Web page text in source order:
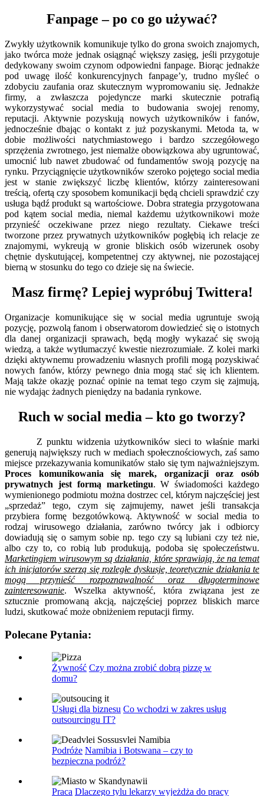
Fanpage – po co go używać?
Zwykły użytkownik komunikuje tylko do grona swoich znajomych,
jako twórca może jednak osiągnąć większy zasięg, jeśli przygotuje
dedykowany swoim czynom odpowiedni fanpage. Biorąc jednakże
pod uwagę ilość konkurencyjnych fanpage’y, trudno myśleć o
zdobyciu zaufania oraz skutecznym wypromowaniu się. Jednakże
firmy, a zwłaszcza pojedyncze marki skutecznie potrafią
wykorzystywać social media to budowania swojej renomy,
reputacji. Aktywnie pozyskują nowych użytkowników i fanów,
jednocześnie dbając o kontakt z już pozyskanymi. Metoda ta, w
dobie możliwości natychmiastowego i bardzo szczegółowego
sprzężenia zwrotnego, jest niemalże obowiązkowa aby ugruntować,
umocnić lub nawet zbudować od fundamentów swoją pozycję na
rynku. Przyciągnięcie użytkowników szeroko pojętego social media
jest w stanie zwiększyć liczbę klientów, którzy zainteresowani
treścią, ofertą czy sposobem komunikacji będą chcieli sprawdzić czy
usługa bądź produkt są wartościowe. Dobra strategia przygotowana
pod kątem social media, niemal każdemu użytkownikowi może
przynieść oczekiwane przez niego rezultaty. Ciekawe treści
tworzone przez prywatnych użytkowników pogłębią ich relacje ze
znajomymi, wykreują w gronie bliskich osób wizerunek osoby
chętnie dyskutującej, kompetentnej czy aktywnej, nie pozostającej
bierną w stosunku do tego co dzieje się na świecie.
Masz firmę? Lepiej wypróbuj Twittera!
Organizacje komunikujące się w social media ugruntuje swoją
pozycję, pozwolą fanom i obserwatorom dowiedzieć się o istotnych
dla danej organizacji sprawach, będą mogły wykazać się swoją
wiedzą, a także wytłumaczyć kwestie niezrozumiałe. Z kolei marki
dzięki aktywnemu prowadzeniu własnych profili mogą pozyskiwać
nowych fanów, którzy pewnego dnia mogą stać się ich klientem.
Mają także okazję poznać opinie na temat tego czym się zajmują,
nie wydając żadnych pieniędzy na badania rynkowe.
Ruch w social media – kto go tworzy?
Z punktu widzenia użytkowników sieci to właśnie marki
generują największy ruch w mediach społecznościowych, zaś samo
miejsce przekazywania komunikatów stało się tym najważniejszym.
Proces komunikowania się marek, organizacji oraz osób
prywatnych jest formą marketingu. W świadomości każdego
wymienionego podmiotu można dostrzec cel, którym najczęściej jest
„sprzedaż” tego, czym się zajmujemy, nawet jeśli transakcja
przybiera formę bezgotówkową. Aktywność w social media to
rodzaj wirusowego działania, zarówno twórcy jak i odbiorcy
dowiadują się o samym sobie np. tego czy są lubiani czy też nie,
albo czy to, co robią lub produkują, podoba się społeczeństwu.
Marketingiem wirusowym są działania, które sprawiają, że na temat
ich inicjatorów szerzą się rozległe dyskusje, teoretycznie działania te
mogą przynieść rozpoznawalność oraz długoterminowe
zainteresowanie. Wszelka aktywność, która związana jest ze
sztucznie promowaną akcją, najczęściej poprzez bliskich marce
ludzi, skutkować może obniżeniem reputacji firmy.
Polecane Pytania:
Żywność Czy można zrobić dobrą pizzę w
domu?
Usługi dla biznesu Co wchodzi w zakres usług
outsourcingu IT?
Podróże Namibia i Botswana – czy to
bezpieczna podróż?
Praca Dlaczego tylu lekarzy wyjeżdża do pracy